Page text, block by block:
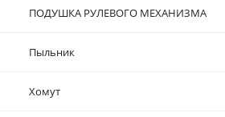
ПОДУШКА РУЛЕВОГО МЕХАНИЗМА
Пыльник
Хомут